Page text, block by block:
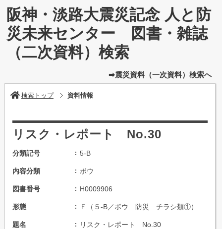
阪神・淡路大震災記念 人と防
災未来センター 図書・雑誌
（二次資料）検索
➡震災資料（一次資料）検索へ
検索トップ 資料情報
リスク・レポート No.30
分類記号 5-B
内容分類 ボウ
図書番号 H0009906
形態 Ｆ（５-B／ボウ 防災 チラシ類①）
題名 リスク・レポート No.30